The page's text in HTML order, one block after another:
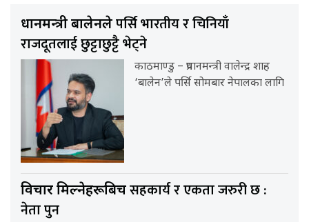
प्रधानमन्त्री बालेनलेपर्सि भारतीय र चिनियाँ
राजदूतलाई छुट्टाछुट्टै भेट्ने
काठमाण्डु – प्रधानमन्त्री वालेन्द्र शाह
‘बालेन’ले पर्सि सोमबार नेपालका लागि
विचार मिल्नेहरूबिचसहकार्य र एकता जरुरी छ :
नेता पुन